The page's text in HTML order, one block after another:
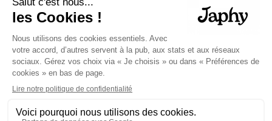
Choix
Poids (kg)